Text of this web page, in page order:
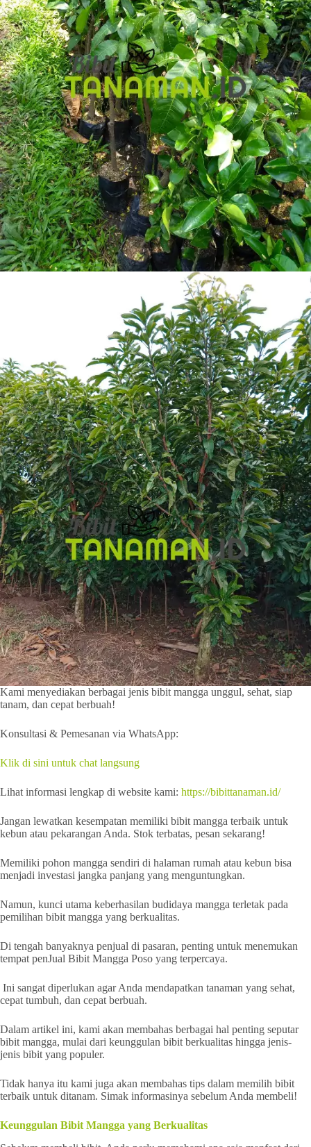
Kami menyediakan berbagai jenis bibit mangga unggul, sehat, siap
tanam, dan cepat berbuah!
Konsultasi & Pemesanan via WhatsApp:
Klik di sini untuk chat langsung
Lihat informasi lengkap di website kami: https://bibittanaman.id/
Jangan lewatkan kesempatan memiliki bibit mangga terbaik untuk
kebun atau pekarangan Anda. Stok terbatas, pesan sekarang!
Memiliki pohon mangga sendiri di halaman rumah atau kebun bisa
menjadi investasi jangka panjang yang menguntungkan.
Namun, kunci utama keberhasilan budidaya mangga terletak pada
pemilihan bibit mangga yang berkualitas.
Di tengah banyaknya penjual di pasaran, penting untuk menemukan
tempat penJual Bibit Mangga Poso yang terpercaya.
Ini sangat diperlukan agar Anda mendapatkan tanaman yang sehat,
cepat tumbuh, dan cepat berbuah.
Dalam artikel ini, kami akan membahas berbagai hal penting seputar
bibit mangga, mulai dari keunggulan bibit berkualitas hingga jenis-
jenis bibit yang populer.
Tidak hanya itu kami juga akan membahas tips dalam memilih bibit
terbaik untuk ditanam. Simak informasinya sebelum Anda membeli!
Keunggulan Bibit Mangga yang Berkualitas